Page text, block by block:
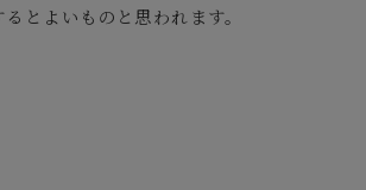
とよいものと思われます。